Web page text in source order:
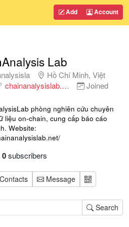
Add Account
Lab
Hồ Chí Minh, Việt
chainanalysislab.…
Joined
phòng nghiên cứu chuyên
liệu on-chain, cung cấp báo cáo
Website:
0subscribers
Contacts Message
Search